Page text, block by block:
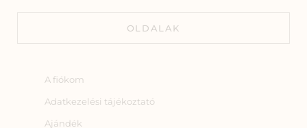
OLDALAK
A fiókom
Adatkezelési tájékoztató
Ajándék